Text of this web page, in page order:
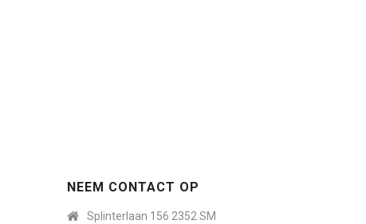
NEEM CONTACT OP
Splinterlaan 156 2352 SM